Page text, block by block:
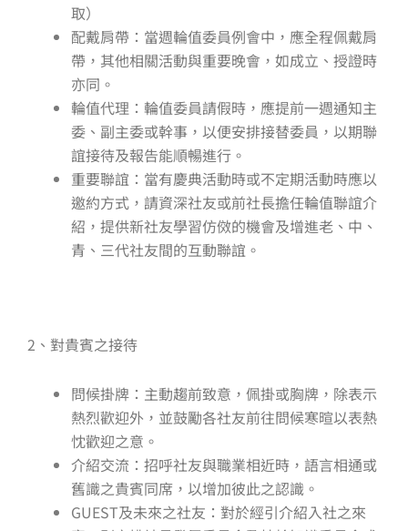
取）
配戴肩帶：當週輪值委員例會中，應全程佩戴肩
帶，其他相關活動與重要晚會，如成立、授證時
亦同。
輪值代理：輪值委員請假時，應提前一週通知主
委、副主委或幹事，以便安排接替委員，以期聯
誼接待及報告能順暢進行。
重要聯誼：當有慶典活動時或不定期活動時應以
邀約方式，請資深社友或前社長擔任輪值聯誼介
紹，提供新社友學習仿傚的機會及增進老、中、
青、三代社友間的互動聯誼。
2、對貴賓之接待
問候掛牌：主動趨前致意，佩掛或胸牌，除表示
熱烈歡迎外，並鼓勵各社友前往問候寒暄以表熱
忱歡迎之意。
介紹交流：招呼社友與職業相近時，語言相通或
舊識之貴賓同席，以增加彼此之認識。
GUEST及未來之社友：對於經引介紹入社之來